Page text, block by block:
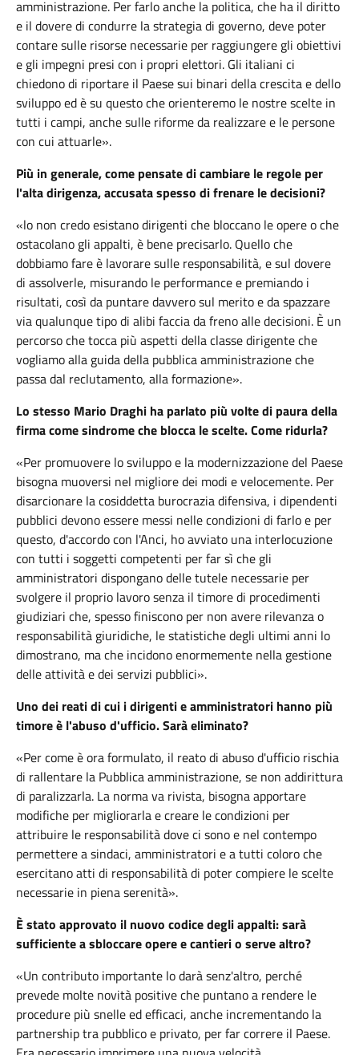
amministrazione. Per farlo anche la politica, che ha il diritto
e il dovere di condurre la strategia di governo, deve poter
contare sulle risorse necessarie per raggiungere gli obiettivi
e gli impegni presi con i propri elettori. Gli italiani ci
chiedono di riportare il Paese sui binari della crescita e dello
sviluppo ed è su questo che orienteremo le nostre scelte in
tutti i campi, anche sulle riforme da realizzare e le persone
con cui attuarle».
Più in generale, come pensate di cambiare le regole per
l'alta dirigenza, accusata spesso di frenare le decisioni?
«lo non credo esistano dirigenti che bloccano le opere o che
ostacolano gli appalti, è bene precisarlo. Quello che
dobbiamo fare è lavorare sulle responsabilità, e sul dovere
di assolverle, misurando le performance e premiando i
risultati, così da puntare davvero sul merito e da spazzare
via qualunque tipo di alibi faccia da freno alle decisioni. È un
percorso che tocca più aspetti della classe dirigente che
vogliamo alla guida della pubblica amministrazione che
passa dal reclutamento, alla formazione».
Lo stesso Mario Draghi ha parlato più volte di paura della
firma come sindrome che blocca le scelte. Come ridurla?
«Per promuovere lo sviluppo e la modernizzazione del Paese
bisogna muoversi nel migliore dei modi e velocemente. Per
disarcionare la cosiddetta burocrazia difensiva, i dipendenti
pubblici devono essere messi nelle condizioni di farlo e per
questo, d'accordo con l'Anci, ho avviato una interlocuzione
con tutti i soggetti competenti per far sì che gli
amministratori dispongano delle tutele necessarie per
svolgere il proprio lavoro senza il timore di procedimenti
giudiziari che, spesso finiscono per non avere rilevanza o
responsabilità giuridiche, le statistiche degli ultimi anni lo
dimostrano, ma che incidono enormemente nella gestione
delle attività e dei servizi pubblici».
Uno dei reati di cui i dirigenti e amministratori hanno più
timore è l'abuso d'ufficio. Sarà eliminato?
«Per come è ora formulato, il reato di abuso d'ufficio rischia
di rallentare la Pubblica amministrazione, se non addirittura
di paralizzarla. La norma va rivista, bisogna apportare
modifiche per migliorarla e creare le condizioni per
attribuire le responsabilità dove ci sono e nel contempo
permettere a sindaci, amministratori e a tutti coloro che
esercitano atti di responsabilità di poter compiere le scelte
necessarie in piena serenità».
È stato approvato il nuovo codice degli appalti: sarà
sufficiente a sbloccare opere e cantieri o serve altro?
«Un contributo importante lo darà senz'altro, perché
prevede molte novità positive che puntano a rendere le
procedure più snelle ed efficaci, anche incrementando la
partnership tra pubblico e privato, per far correre il Paese.